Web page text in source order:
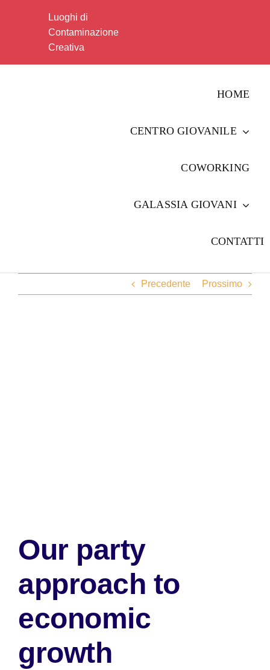
Luoghi di
Contaminazione
Creativa
HOME
CENTRO GIOVANILE
COWORKING
GALASSIA GIOVANI
CONTATTI
Precedente Prossimo
Our party
approach to
economic
growth